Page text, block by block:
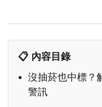
📋 內容目錄
沒抽菸也中標？
警訊